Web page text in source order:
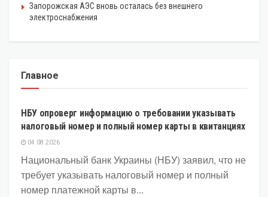
Запорожская АЭС вновь осталась без внешнего
электроснабжения
Главное
ЭКОНОМИКА
НБУ опроверг информацию о требовании указывать
налоговый номер и полный номер карты в квитанциях
04.08.2026
Национальный банк Украины (НБУ) заявил, что не
требует указывать налоговый номер и полный
номер платежной карты в...